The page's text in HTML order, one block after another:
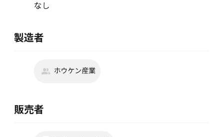
なし
製造者
ホウケン産業
販売者